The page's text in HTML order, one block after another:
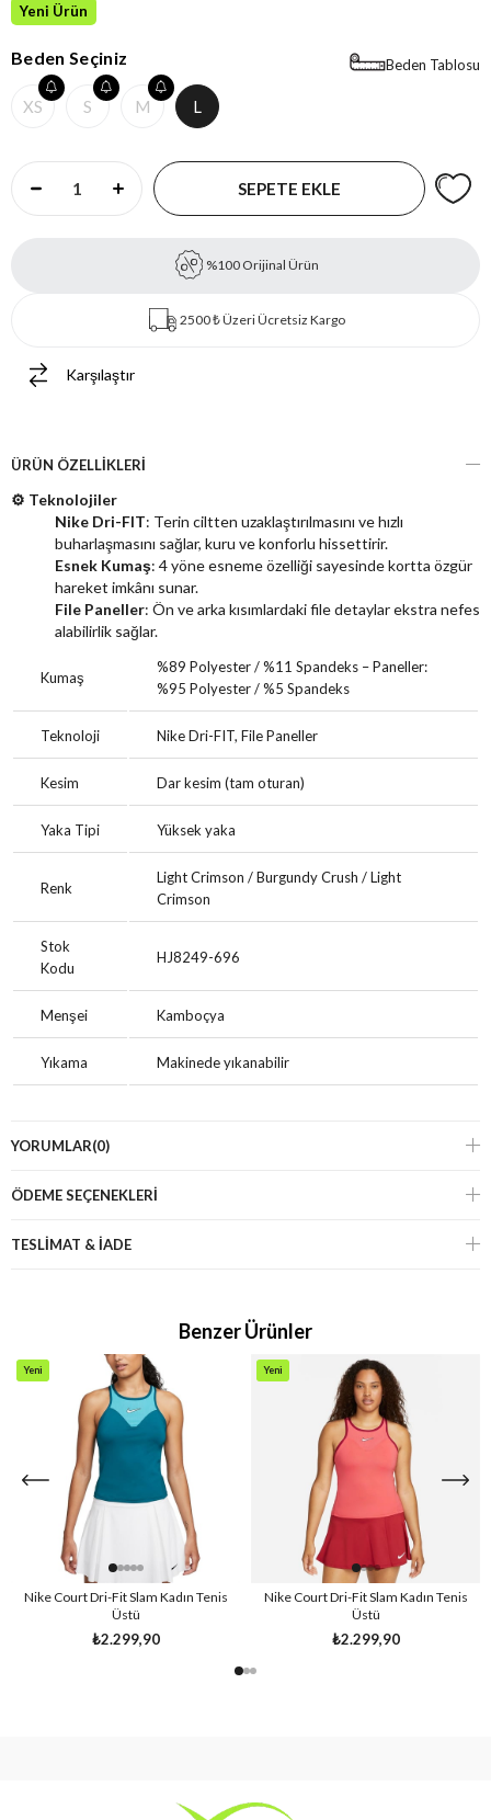
Yeni Ürün
Beden Tablosu
Beden Seçiniz
XS S M L
%100 Orijinal Ürün
2500 ₺ Üzeri Ücretsiz Kargo
Karşılaştır
ÜRÜN ÖZELLIKLERI
⚙️ Teknolojiler
Nike Dri-FIT: Terin ciltten uzaklaştırılmasını ve hızlı
buharlaşmasını sağlar, kuru ve konforlu hissettirir.
Esnek Kumaş: 4 yöne esneme özelliği sayesinde kortta özgür
hareket imkânı sunar.
File Paneller: Ön ve arka kısımlardaki file detaylar ekstra nefes
alabilirlik sağlar.
Kumaş
%89 Polyester / %11 Spandeks – Paneller:
%95 Polyester / %5 Spandeks
Teknoloji Nike Dri-FIT, File Paneller
Kesim Dar kesim (tam oturan)
Yaka Tipi Yüksek yaka
Renk
Light Crimson / Burgundy Crush / Light
Crimson
Stok
Kodu
HJ8249-696
Menşei Kamboçya
Yıkama Makinede yıkanabilir
YORUMLAR(0)
ÖDEME SEÇENEKLERI
TESLİMAT & İADE
Benzer Ürünler
Nike Court Dri-Fit Slam Kadın Tenis
Üstü
₺2.299,90
Yeni
Nike Court Dri-Fit Slam Kadın Tenis
Üstü
₺2.299,90
Yeni